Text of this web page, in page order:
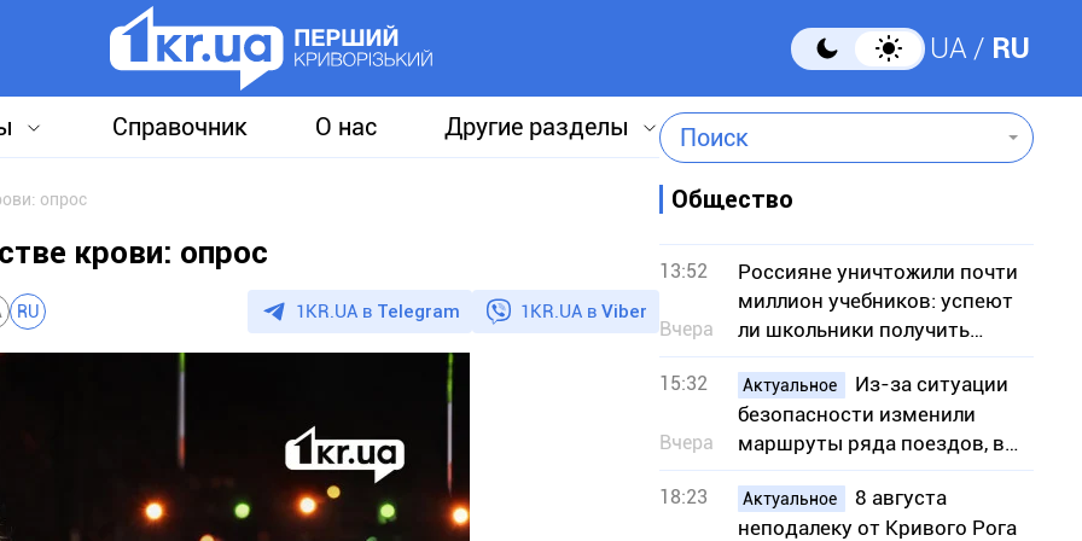
UA RU
Справочник О нас Другие разделы Поиск
опрос
крови: опрос
RU 1KR.UA в Telegram 1KR.UA в Viber
Общество
13:52
Вчера
Россияне уничтожили почти
миллион учебников: успеют
ли школьники получить
книги к учебному году
15:32
Вчера
Актуальное
Из-за ситуации
безопасности изменили
маршруты ряда поездов, в
частности сообщением с
Кривым Рогом
18:23 Актуальное
8 августа
неподалеку от Кривого Рога